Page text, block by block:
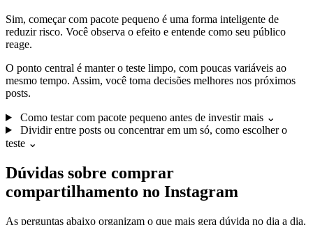
Sim, começar com pacote pequeno é uma forma inteligente de
reduzir risco. Você observa o efeito e entende como seu público
reage.
O ponto central é manter o teste limpo, com poucas variáveis ao
mesmo tempo. Assim, você toma decisões melhores nos próximos
posts.
Como testar com pacote pequeno antes de investir mais ⌄
Dividir entre posts ou concentrar em um só, como escolher o
teste ⌄
Dúvidas sobre comprar
compartilhamento no Instagram
As perguntas abaixo organizam o que mais gera dúvida no dia a dia.